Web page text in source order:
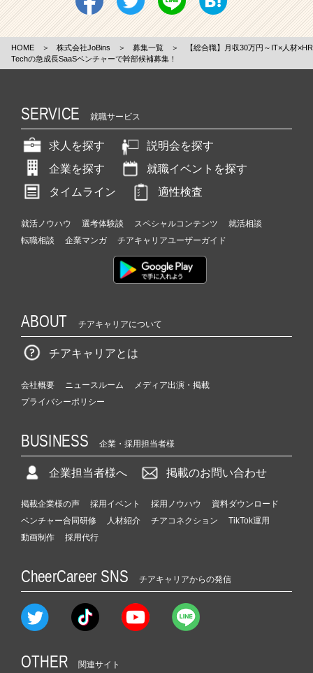
HOME ＞ 株式会社JoBins ＞ 募集一覧 ＞
【総合職】月収30万円～IT×人材×HR
Techの急成長SaaSベンチャーで幹部候補募集！
SERVICE 就職サービス
求人を探す
説明会を探す
企業を探す
就職イベントを探す
タイムライン
適性検査
就活ノウハウ 選考体験談 スペシャルコンテンツ
就活相談
転職相談
企業マンガ チアキャリアユーザーガイド
ABOUT チアキャリアについて
チアキャリアとは
会社概要 ニュースルーム
メディア出演・掲載
プライバシーポリシー
BUSINESS 企業・採用担当者様
企業担当者様へ 掲載のお問い合わせ
掲載企業様の声 採用イベント 採用ノウハウ
資料ダウンロード
ベンチャー合同研修
人材紹介 チアコネクション
TikTok運用
動画制作
採用代行
CheerCareer SNS チアキャリアからの発信
OTHER 関連サイト